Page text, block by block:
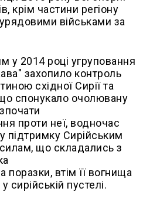
крім частини регіону
урядовими військами за
у 2014 році угруповання
захопило контроль
східної Сирії та
що спонукало очолювану
проти неї, водночас
підтримку Сирійським
що складались з
поразки, втім її вогнища
сирійській пустелі.